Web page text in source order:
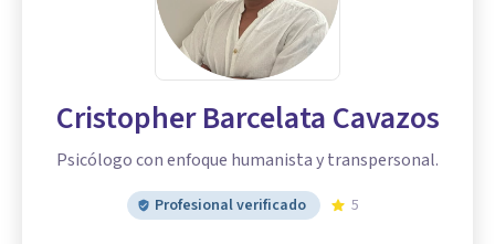
Cristopher Barcelata Cavazos
Psicólogo con enfoque humanista y transpersonal.
Profesional verificado 5